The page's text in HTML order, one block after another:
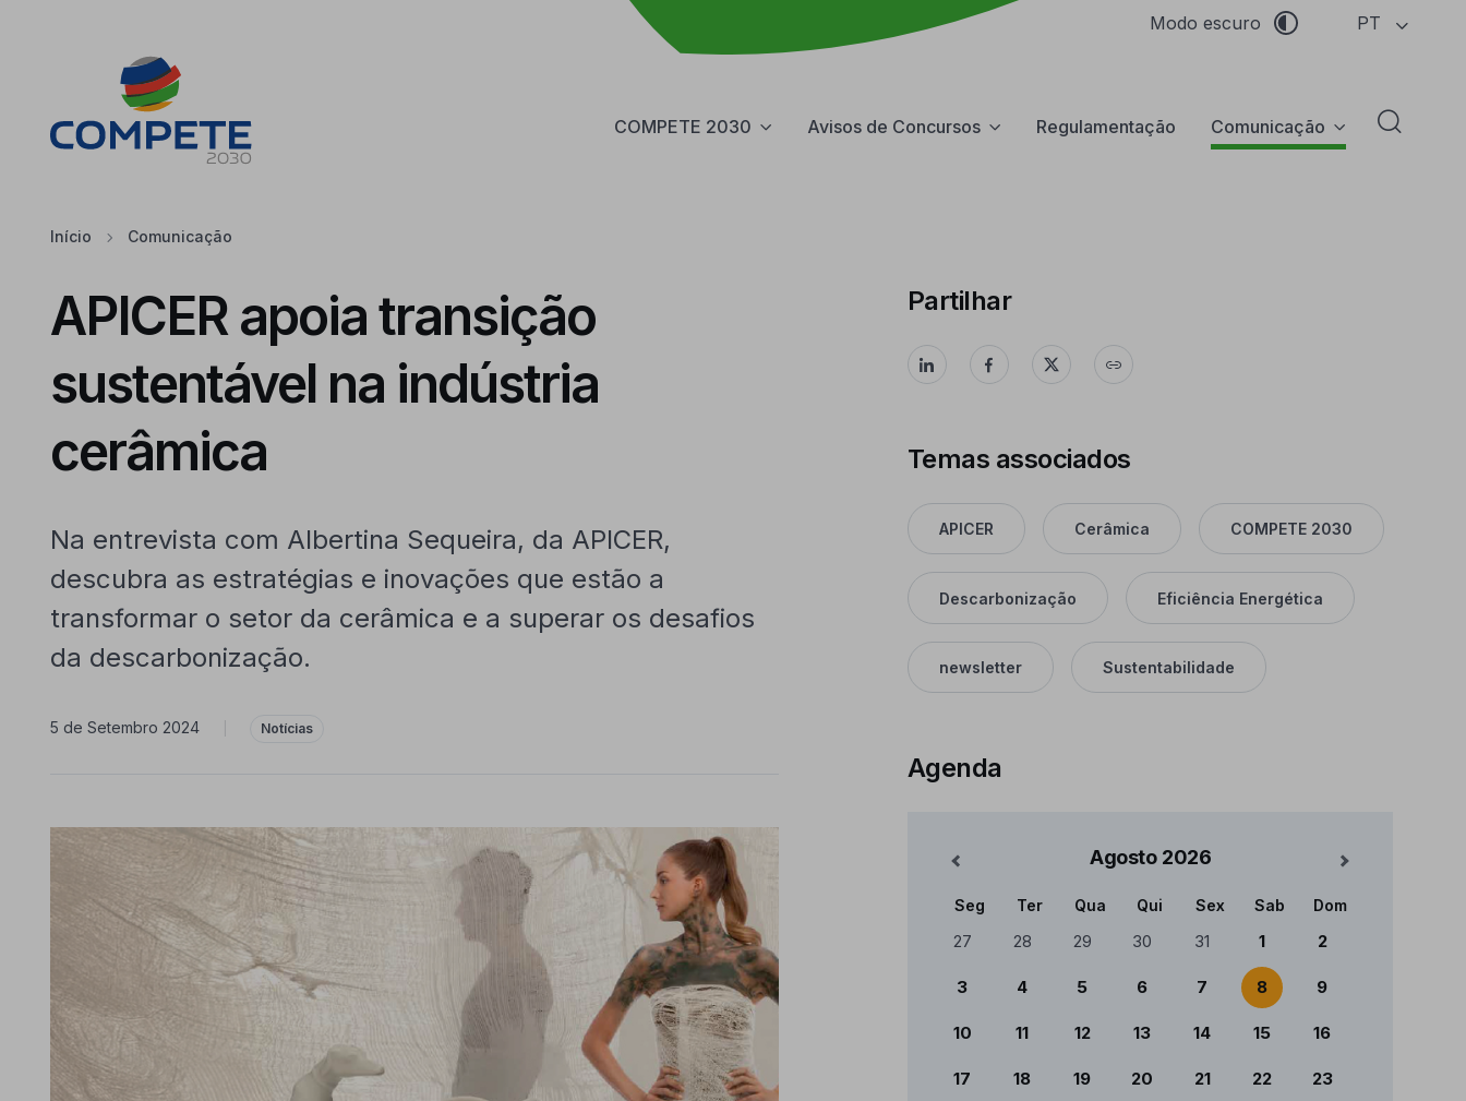
Modo escuro PT
COMPETE 2030 Avisos de Concursos Regulamentação Comunicação Abrir
Início Comunicação
APICER apoia transição
sustentável na indústria
cerâmica
Na entrevista com Albertina Sequeira, da APICER,
descubra as estratégias e inovações que estão a
transformar o setor da cerâmica e a superar os desafios
da descarbonização.
5 de Setembro 2024 Notícias
Partilhar
Temas associados
APICER Cerâmica COMPETE 2030
Descarbonização Eficiência Energética
newsletter Sustentabilidade
Agenda
Agosto 2026
Mês Anterior Mês Seguinte
Calendário
Seg Ter Qua Qui Sex Sab Dom
27 28 29 30 31 1 2
3 4 5 6 7 8 9
10 11 12 13 14 15 16
17 18 19 20 21 22 23